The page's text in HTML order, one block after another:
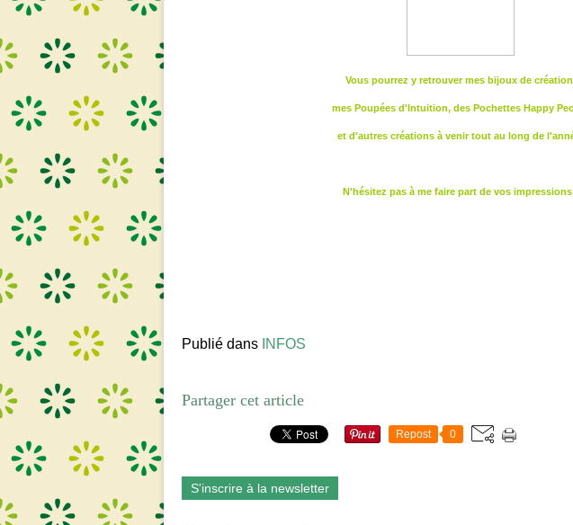
Vous pourrez y retrouver mes bijoux de
mes Poupées d'Intuition, des Pochettes Happy
et d'autres créations à venir tout au long de
N'hésitez pas à me faire part de vos impressions
Publié dans INFOS
Partager cet article
Repost 0
S'inscrire à la newsletter